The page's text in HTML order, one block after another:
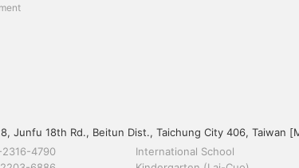
Junfu 18th Rd., Beitun Dist., Taichung City 406, Taiwan [
4790 International School